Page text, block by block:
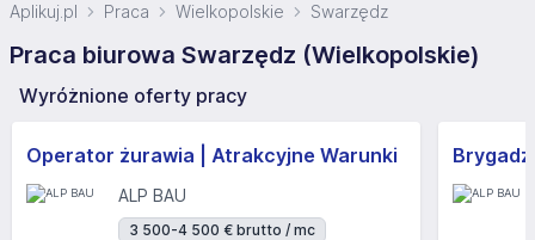
Aplikuj.pl Praca Wielkopolskie Swarzędz
Praca biurowa Swarzędz (Wielkopolskie)
Wyróżnione oferty pracy
Operator żurawia | Atrakcyjne Warunki
ALP BAU
3 500-4 500 € brutto / mc